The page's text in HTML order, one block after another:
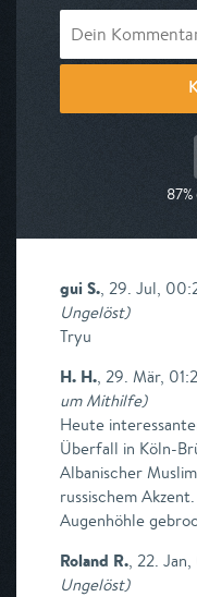
gui S., 29. Jul,
Ungelöst)
Tryu
H. H., 29. Mär,
um Mithilfe)
Heute
Überfall in Köln-
Albanischer
russischem
Augenhöhle
Roland R., 22.
Ungelöst)